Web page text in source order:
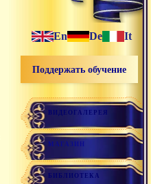
En De It
Поддержать обучение
ВИДЕОГАЛЕРЕЯ
МАГАЗИН
БИБЛИОТЕКА